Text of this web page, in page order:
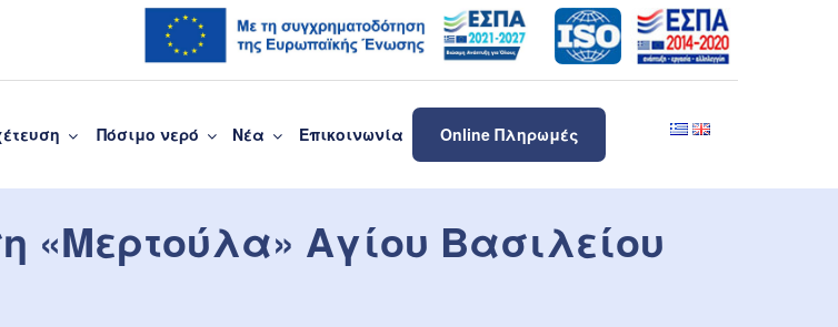
Πόσιμο νερό Νέα Επικοινωνία Online Πληρωμές
«Μερτούλα» Αγίου Βασιλείου